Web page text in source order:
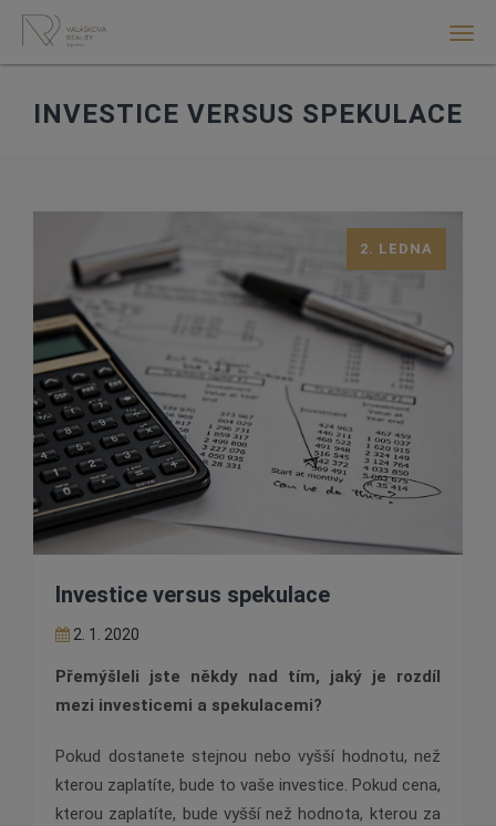
INVESTICE VERSUS SPEKULACE
Investice versus spekulace
2. 1. 2020
2. LEDNA
Přemýšleli jste někdy nad tím, jaký je rozdíl
mezi investicemi a spekulacemi?
Pokud dostanete stejnou nebo vyšší hodnotu, než
kterou zaplatíte, bude to vaše investice. Pokud cena,
kterou zaplatíte, bude vyšší než hodnota, kterou za